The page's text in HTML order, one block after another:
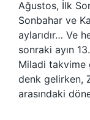
Ağustos, İlk
Sonbahar ve
aylarıdır… Ve
sonraki ayın
Miladi takvime
denk gelirken,
arasındaki